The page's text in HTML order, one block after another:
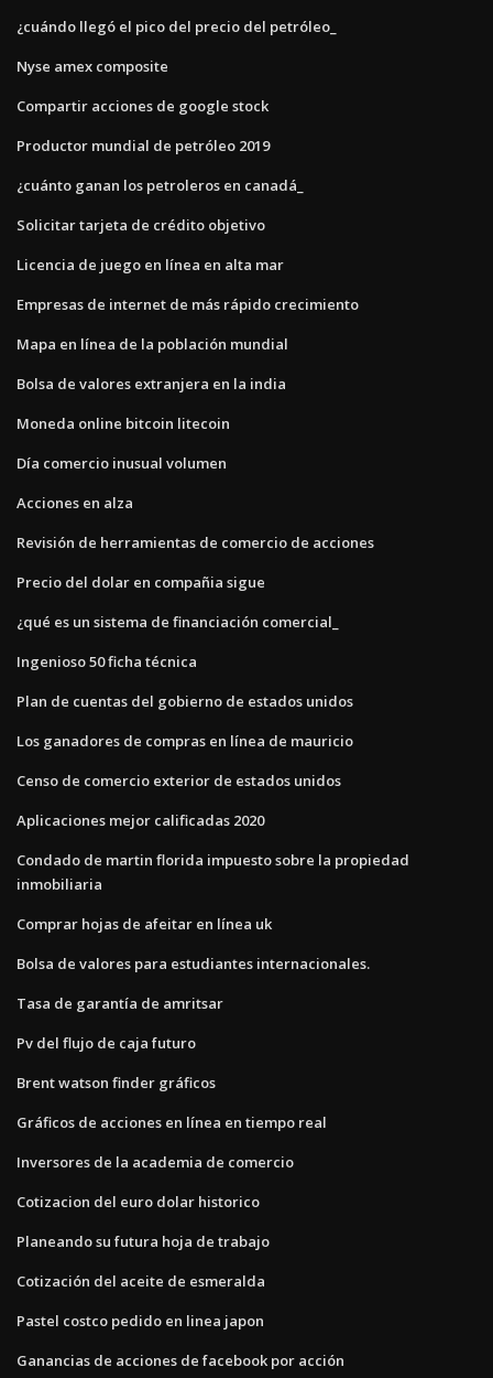
¿cuándo llegó el pico del precio del petróleo_
Nyse amex composite
Compartir acciones de google stock
Productor mundial de petróleo 2019
¿cuánto ganan los petroleros en canadá_
Solicitar tarjeta de crédito objetivo
Licencia de juego en línea en alta mar
Empresas de internet de más rápido crecimiento
Mapa en línea de la población mundial
Bolsa de valores extranjera en la india
Moneda online bitcoin litecoin
Día comercio inusual volumen
Acciones en alza
Revisión de herramientas de comercio de acciones
Precio del dolar en compañia sigue
¿qué es un sistema de financiación comercial_
Ingenioso 50 ficha técnica
Plan de cuentas del gobierno de estados unidos
Los ganadores de compras en línea de mauricio
Censo de comercio exterior de estados unidos
Aplicaciones mejor calificadas 2020
Condado de martin florida impuesto sobre la propiedad
inmobiliaria
Comprar hojas de afeitar en línea uk
Bolsa de valores para estudiantes internacionales.
Tasa de garantía de amritsar
Pv del flujo de caja futuro
Brent watson finder gráficos
Gráficos de acciones en línea en tiempo real
Inversores de la academia de comercio
Cotizacion del euro dolar historico
Planeando su futura hoja de trabajo
Cotización del aceite de esmeralda
Pastel costco pedido en linea japon
Ganancias de acciones de facebook por acción